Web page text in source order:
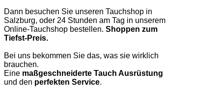
Dann besuchen Sie unseren Tauchshop in
Salzburg, oder 24 Stunden am Tag in unserem
Online-Tauchshop bestellen. Shoppen zum
Tiefst-Preis.
Bei uns bekommen Sie das, was sie wirklich
brauchen.
Eine maßgeschneiderte Tauch Ausrüstung
und den perfekten Service.